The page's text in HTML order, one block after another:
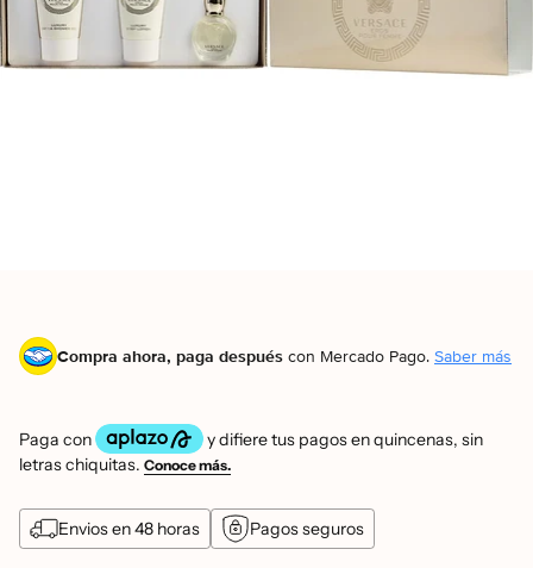
Compra ahora, paga después con Mercado Pago. Saber más
Envios en 48 horas Pagos seguros